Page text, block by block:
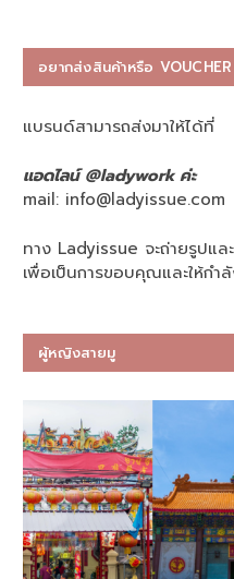
อยากส่งสินค้าหรือ
แบรนด์สามารถส่งมาให้ได้ที่
แอดไลน์ @ladywork ค่ะ
mail: info@ladyissue.com
ทาง Ladyissue จะถ่ายรูปแ
เพื่อเป็นการขอบคุณและให้กำ
ผู้หญิงสายมู